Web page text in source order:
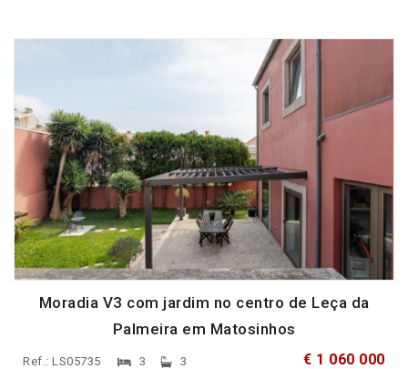
Moradia V3 com jardim no centro de Leça da
Palmeira em Matosinhos
Ref.: LS05735 3 3 € 1 060 000